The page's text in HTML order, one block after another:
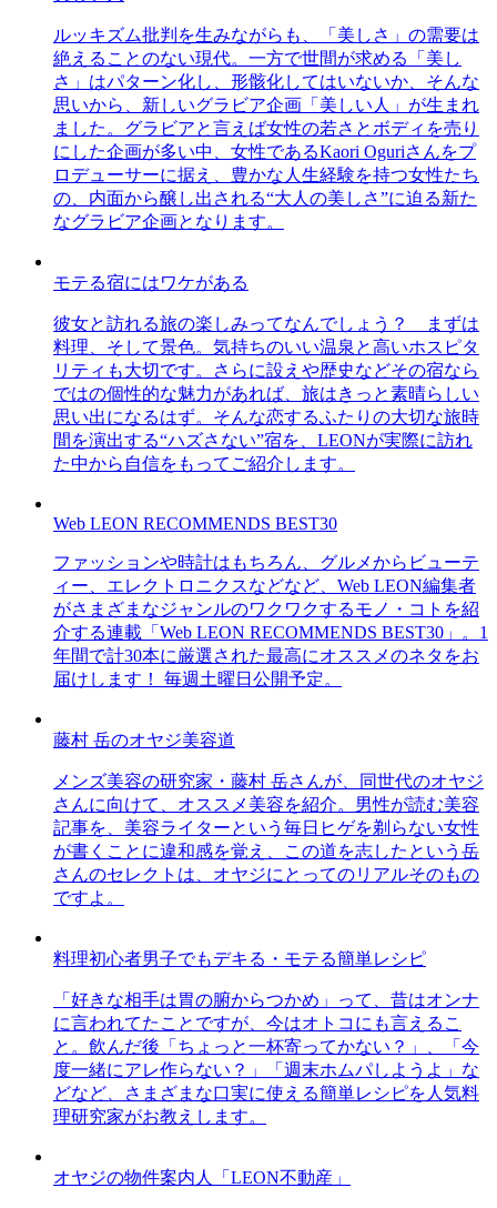
ルッキズム批判を生みながらも、「美しさ」の需要は
絶えることのない現代。一方で世間が求める「美し
さ」はパターン化し、形骸化してはいないか、そんな
思いから、新しいグラビア企画「美しい人」が生まれ
ました。グラビアと言えば女性の若さとボディを売り
にした企画が多い中、女性であるKaori Oguriさんをプ
ロデューサーに据え、豊かな人生経験を持つ女性たち
の、内面から醸し出される“大人の美しさ”に迫る新た
なグラビア企画となります。
モテる宿にはワケがある
彼女と訪れる旅の楽しみってなんでしょう？ まずは
料理、そして景色。気持ちのいい温泉と高いホスピタ
リティも大切です。さらに設えや歴史などその宿なら
ではの個性的な魅力があれば、旅はきっと素晴らしい
思い出になるはず。そんな恋するふたりの大切な旅時
間を演出する“ハズさない”宿を、LEONが実際に訪れ
た中から自信をもってご紹介します。
Web LEON RECOMMENDS BEST30
ファッションや時計はもちろん、グルメからビューテ
ィー、エレクトロニクスなどなど、Web LEON編集者
がさまざまなジャンルのワクワクするモノ・コトを紹
介する連載「Web LEON RECOMMENDS BEST30」。1
年間で計30本に厳選された最高にオススメのネタをお
届けします！ 毎週土曜日公開予定。
藤村 岳のオヤジ美容道
メンズ美容の研究家・藤村 岳さんが、同世代のオヤジ
さんに向けて、オススメ美容を紹介。男性が読む美容
記事を、美容ライターという毎日ヒゲを剃らない女性
が書くことに違和感を覚え、この道を志したという岳
さんのセレクトは、オヤジにとってのリアルそのもの
ですよ。
料理初心者男子でもデキる・モテる簡単レシピ
「好きな相手は胃の腑からつかめ」って、昔はオンナ
に言われてたことですが、今はオトコにも言えるこ
と。飲んだ後「ちょっと一杯寄ってかない？」、「今
度一緒にアレ作らない？」「週末ホムパしようよ」な
どなど、さまざまな口実に使える簡単レシピを人気料
理研究家がお教えします。
オヤジの物件案内人「LEON不動産」